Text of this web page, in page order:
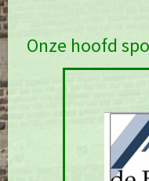
Onze hoofd